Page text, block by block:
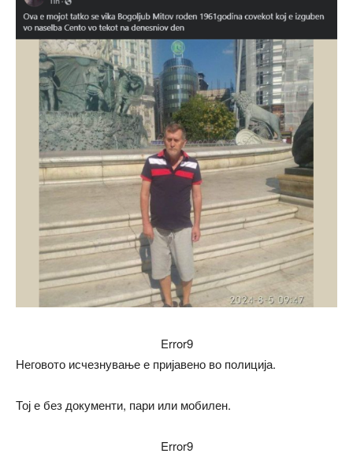
Error9
Неговото исчезнување е пријавено во полиција.
Тој е без документи, пари или мобилен.
Error9